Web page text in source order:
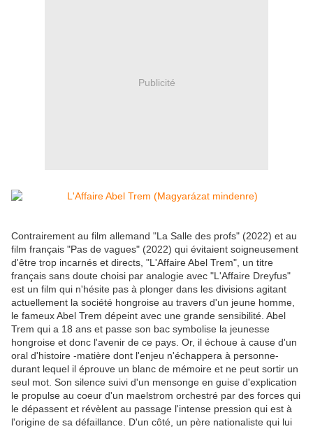
Publicité
Contrairement au film allemand "La Salle des profs" (2022) et au
film français "Pas de vagues" (2022) qui évitaient soigneusement
d'être trop incarnés et directs, "L'Affaire Abel Trem", un titre
français sans doute choisi par analogie avec "L'Affaire Dreyfus"
est un film qui n'hésite pas à plonger dans les divisions agitant
actuellement la société hongroise au travers d'un jeune homme,
le fameux Abel Trem dépeint avec une grande sensibilité. Abel
Trem qui a 18 ans et passe son bac symbolise la jeunesse
hongroise et donc l'avenir de ce pays. Or, il échoue à cause d'un
oral d'histoire -matière dont l'enjeu n'échappera à personne-
durant lequel il éprouve un blanc de mémoire et ne peut sortir un
seul mot. Son silence suivi d'un mensonge en guise d'explication
le propulse au coeur d'un maelstrom orchestré par des forces qui
le dépassent et révèlent au passage l'intense pression qui est à
l'origine de sa défaillance. D'un côté, un père nationaliste qui lui